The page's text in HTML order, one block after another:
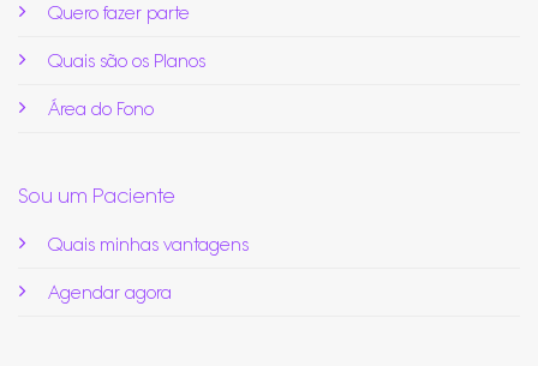
Quero fazer parte
Quais são os Planos
Área do Fono
Sou um Paciente
Quais minhas vantagens
Agendar agora